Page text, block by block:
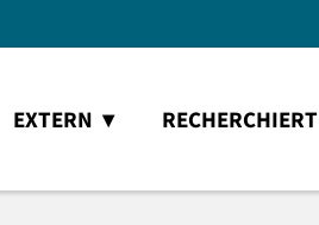
EXTERN RECHERCHIERT